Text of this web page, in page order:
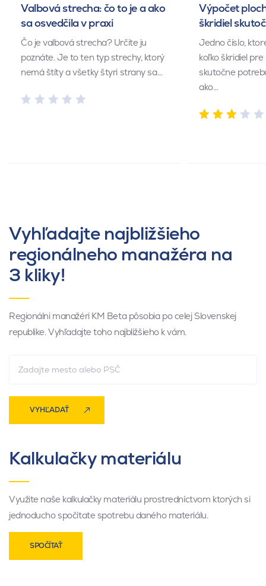
Valbová strecha: čo to je a ako
sa osvedčila v praxi
Čo je valbová strecha? Určite ju
poznáte. Je to ten typ strechy, ktorý
nemá štíty a všetky štyri strany sa…
Výpočet
škridiel
Jedno číslo,
koľko škridiel
skutočne
ako…
Vyhľadajte najbližšieho
regionálneho manažéra na
3 kliky!
Regionálni manažéri KM Beta pôsobia po celej Slovenskej
republike. Vyhľadajte toho najbližšieho k vám.
VYHĽADAŤ
Kalkulačky materiálu
Využite naše kalkulačky materiálu prostredníctvom ktorých si
jednoducho spočítate spotrebu daného materiálu.
SPOČÍTAŤ